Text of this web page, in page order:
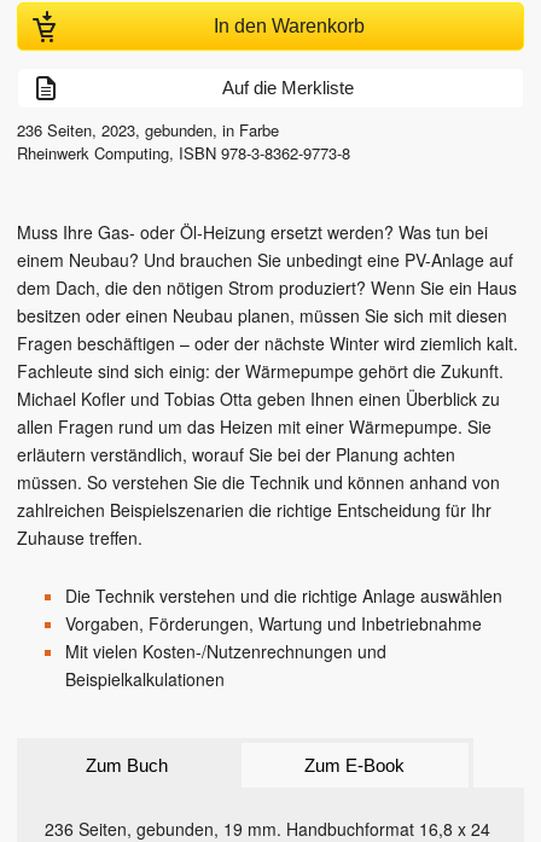
In den Warenkorb
Auf die Merkliste
236 Seiten, 2023, gebunden, in Farbe
Rheinwerk Computing, ISBN 978-3-8362-9773-8
Muss Ihre Gas- oder Öl-Heizung ersetzt werden? Was tun bei
einem Neubau? Und brauchen Sie unbedingt eine PV-Anlage auf
dem Dach, die den nötigen Strom produziert? Wenn Sie ein Haus
besitzen oder einen Neubau planen, müssen Sie sich mit diesen
Fragen beschäftigen – oder der nächste Winter wird ziemlich kalt.
Fachleute sind sich einig: der Wärmepumpe gehört die Zukunft.
Michael Kofler und Tobias Otta geben Ihnen einen Überblick zu
allen Fragen rund um das Heizen mit einer Wärmepumpe. Sie
erläutern verständlich, worauf Sie bei der Planung achten
müssen. So verstehen Sie die Technik und können anhand von
zahlreichen Beispielszenarien die richtige Entscheidung für Ihr
Zuhause treffen.
Die Technik verstehen und die richtige Anlage auswählen
Vorgaben, Förderungen, Wartung und Inbetriebnahme
Mit vielen Kosten-/Nutzenrechnungen und
Beispielkalkulationen
Zum Buch Zum E-Book
236 Seiten, gebunden, 19 mm. Handbuchformat 16,8 x 24